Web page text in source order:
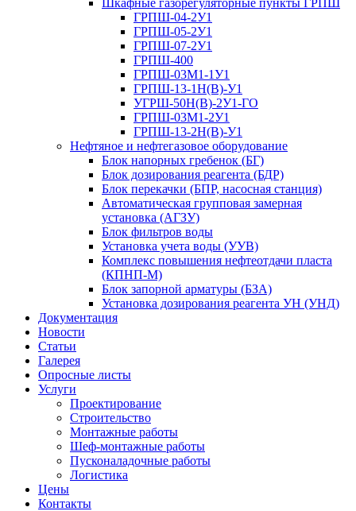
Шкафные газорегуляторные пункты ГРПШ
ГРПШ-04-2У1
ГРПШ-05-2У1
ГРПШ-07-2У1
ГРПШ-400
ГРПШ-03М1-1У1
ГРПШ-13-1Н(В)-У1
УГРШ-50Н(В)-2У1-ГО
ГРПШ-03М1-2У1
ГРПШ-13-2Н(В)-У1
Нефтяное и нефтегазовое оборудование
Блок напорных гребенок (БГ)
Блок дозирования реагента (БДР)
Блок перекачки (БПР, насосная станция)
Автоматическая групповая замерная
установка (АГЗУ)
Блок фильтров воды
Установка учета воды (УУВ)
Комплекс повышения нефтеотдачи пласта
(КПНП-М)
Блок запорной арматуры (БЗА)
Установка дозирования реагента УН (УНД)
Документация
Новости
Статьи
Галерея
Опросные листы
Услуги
Проектирование
Строительство
Монтажные работы
Шеф-монтажные работы
Пусконаладочные работы
Логистика
Цены
Контакты